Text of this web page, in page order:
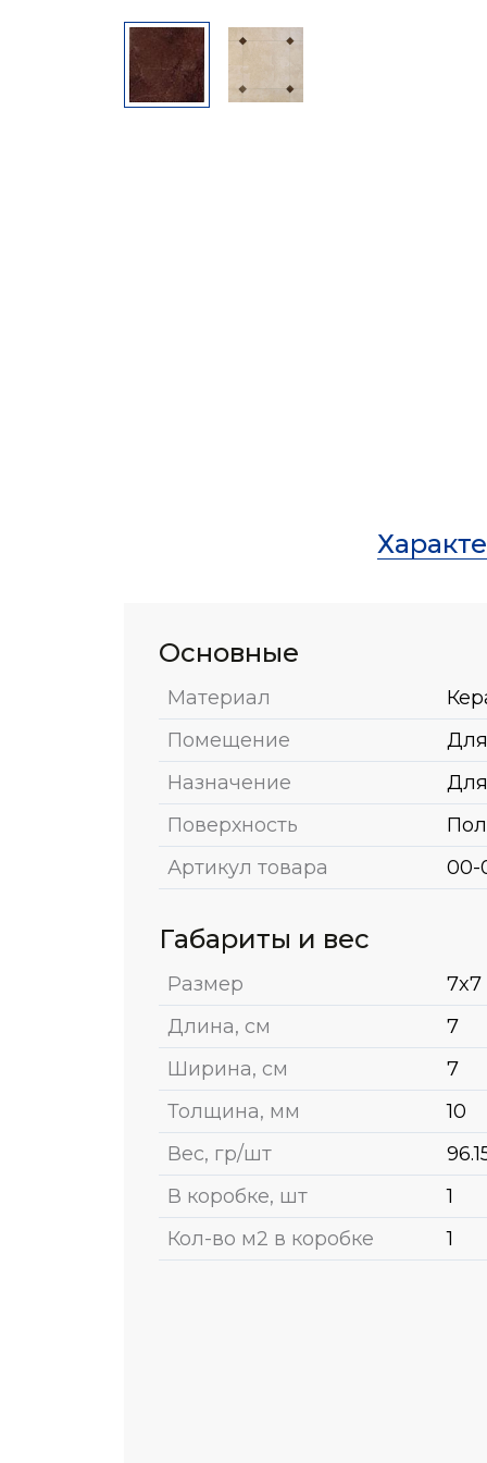
Основные
Материал
Помещение
Назначение
Поверхность
Артикул товара
00-
Габариты и вес
Размер
7x7
Длина, см
7
Ширина, см
7
Толщина, мм
10
Вес, гр/шт
В коробке, шт
1
Кол-во м2 в коробке
1